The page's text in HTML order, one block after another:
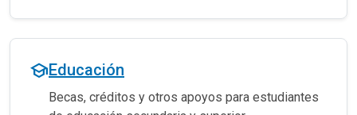
schoolEducación
Becas, créditos y otros apoyos para estudiantes